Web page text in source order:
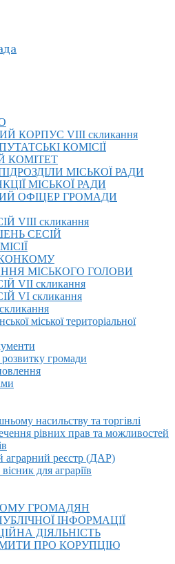
КОРПУС VIІI скликання
КОМІСІЇ
КОМІТЕТ
МІСЬКОЇ РАДИ
МІСЬКОЇ РАДИ
ОФІЦЕР ГРОМАДИ
VIІI скликання
СЕСІЙ
МІСЬКОГО ГОЛОВИ
VII скликання
VI скликання
міської територіальної
розвитку громади
насильству та торгівлі
рівних прав та можливостей
реєстр (ДАР)
для аграріїв
ГРОМАДЯН
ІНФОРМАЦІЇ
ДІЯЛЬНІСТЬ
ПРО КОРУПЦІЮ